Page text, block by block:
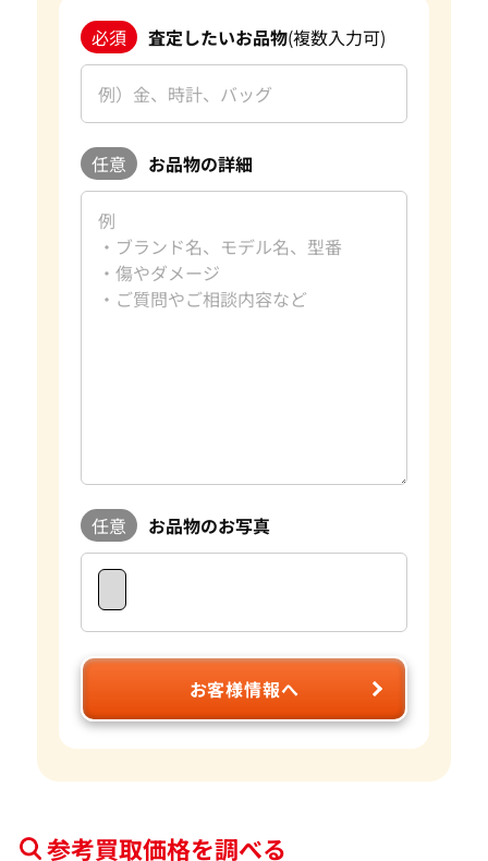
必須 査定したいお品物(複数入力可)
任意 お品物の詳細
任意 お品物のお写真
お客様情報へ
参考買取価格を調べる